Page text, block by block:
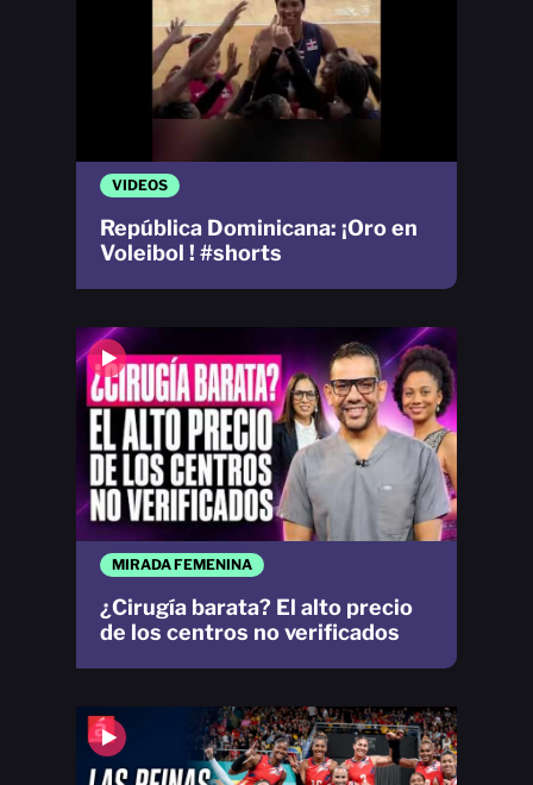
VIDEOS
República Dominicana: ¡Oro en
Voleibol ! #shorts
MIRADA FEMENINA
¿Cirugía barata? El alto precio
de los centros no verificados